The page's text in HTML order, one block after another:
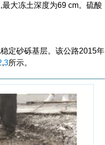
大冻土深度为69 cm。硫酸
定砂砾基层。该公路2015年
,3所示。